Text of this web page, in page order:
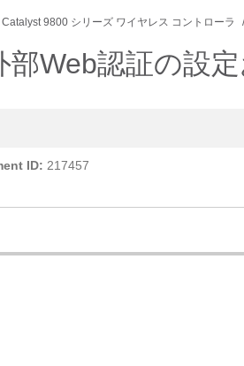
9800 シリーズ ワイヤレス コントローラ
部Web認証の設
ID: 217457